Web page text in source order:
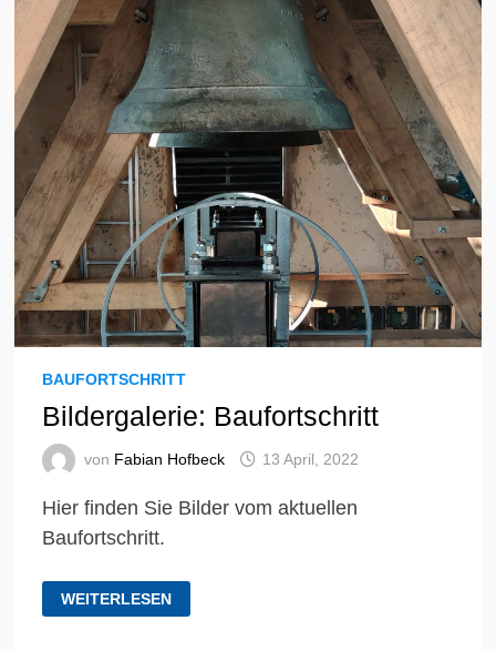
BAUFORTSCHRITT
Bildergalerie: Baufortschritt
von Fabian Hofbeck 13 April, 2022
Hier finden Sie Bilder vom aktuellen
Baufortschritt.
BILDERGALERIE:
BAUFORTSCHRITT
WEITERLESEN